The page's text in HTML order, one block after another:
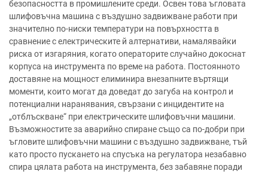
безопасността в промишлените среди. Освен това ъгловата
шлифовъчна машина с въздушно задвижване работи при
значително по-ниски температури на повърхността в
сравнение с електрическите й алтернативи, намалявайки
риска от изгаряния, когато операторите случайно докоснат
корпуса на инструмента по време на работа. Постоянното
доставяне на мощност елиминира внезапните въртящи
моменти, които могат да доведат до загуба на контрол и
потенциални наранявания, свързани с инцидентите на
„отблъскване“ при електрическите шлифовъчни машини.
Възможностите за аварийно спиране също са по-добри при
ъгловите шлифовъчни машини с въздушно задвижване, тъй
като просто пускането на спусъка на регулатора незабавно
спира цялата работа на инструмента, без забавяне поради